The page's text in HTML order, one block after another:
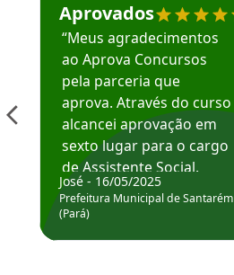
Aprovados
“Meus agradecimentos
ao Aprova Concursos
pela parceria que
aprova. Através do curso
alcancei aprovação em
sexto lugar para o cargo
de Assistente Social.
Hoje estou atuando na
Prefeitura de Santarém.
José - 16/05/2025
Prefeitura Municipal de Santarém
(Pará)